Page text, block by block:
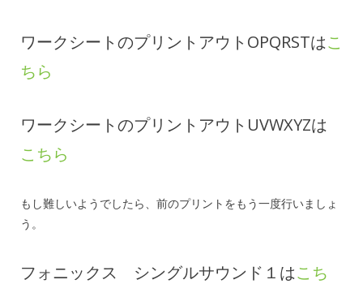
ワークシートのプリントアウトOPQRSTはこ
ちら
ワークシートのプリントアウトUVWXYZは
こちら
もし難しいようでしたら、前のプリントをもう一度行いましょ
う。
フォニックス シングルサウンド１はこち